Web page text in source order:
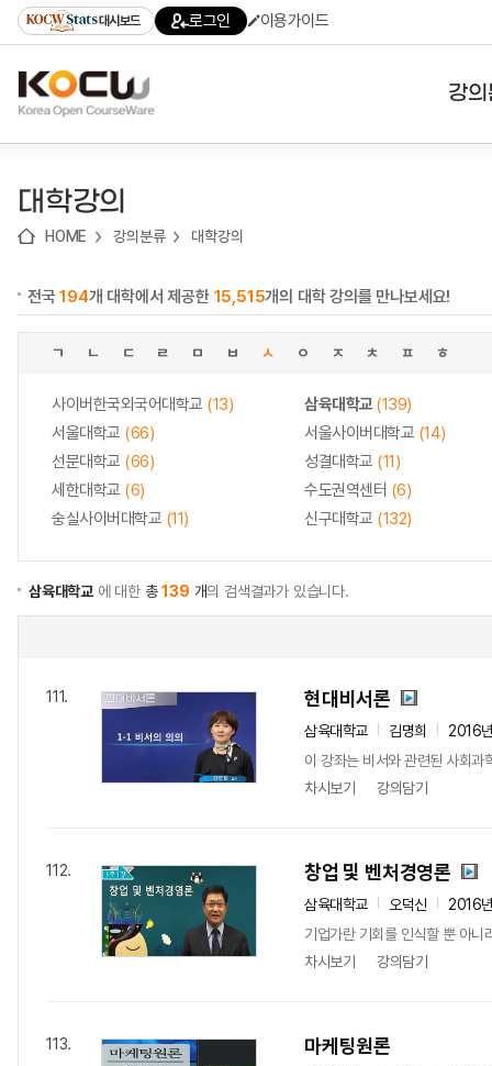
기
기
기
content)
가
대시보드 로그인 이용가이드
강
대학강의
HOME 강의분류 대학강의
전국194개 대학에서 제공한 15,515개의 대학 강의를 만나보세요!
ㄱ ㄴ ㄷ ㄹ ㅁ ㅂ ㅅ ㅇ ㅈ ㅊ ㅍ ㅎ
사이버한국외국어대학교 (13) 삼육대학교(139)
서울대학교 (66) 서울사이버대학교 (14)
선문대학교 (66) 성결대학교 (11)
세한대학교 (6) 수도권역센터 (6)
숭실사이버대학교 (11) 신구대학교 (132)
삼육대학교 에 대한 총139 개의 검색결과가 있습니다.
111. 현대비서론
삼육대학교 김명희
2016
이 강좌는 비서와 관련된 사회과
차시보기
강의담기
112. 창업 및 벤처경영론
삼육대학교 오덕신
2016
기업가란 기회를 인식할 뿐 아
차시보기
강의담기
113. 마케팅원론